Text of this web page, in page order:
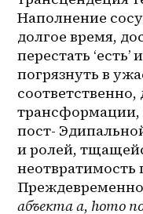
Наполнение
долгое время,
перестать ‘есть’
погрязнуть в
трансформации,
пост-
и ролей,
неотвратимость
абъекта а, homo